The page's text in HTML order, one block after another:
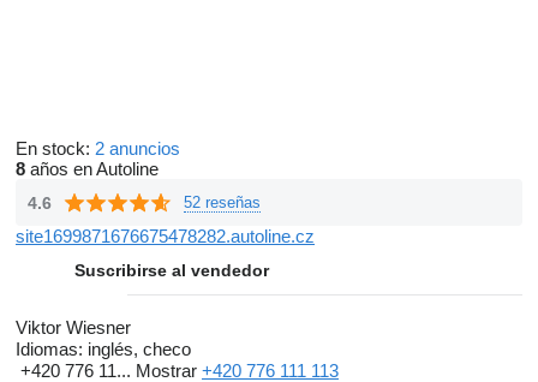
En stock: 2 anuncios
8 años en Autoline
4.6 52 reseñas
site1699871676675478282.autoline.cz
Suscribirse al vendedor
Viktor Wiesner
Idiomas: inglés, checo
+420 776 11... Mostrar +420 776 111 113